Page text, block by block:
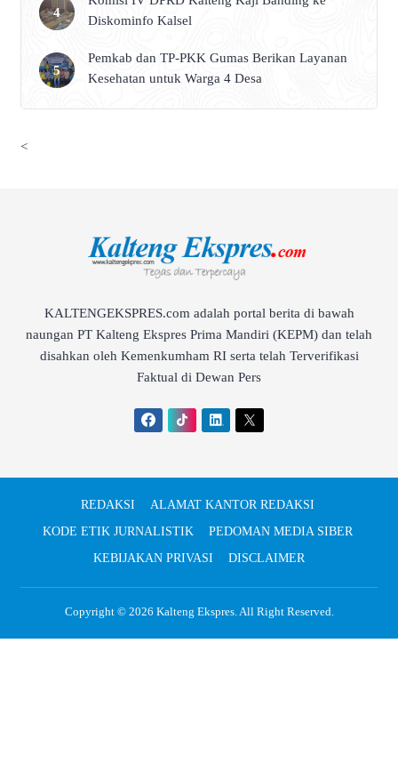
Diskominfo Kalsel
Pemkab dan TP-PKK Gumas Berikan Layanan
Kesehatan untuk Warga 4 Desa
<
KALTENGEKSPRES.com adalah portal berita di bawah
naungan PT Kalteng Ekspres Prima Mandiri (KEPM) dan telah
disahkan oleh Kemenkumham RI serta telah Terverifikasi
Faktual di Dewan Pers
REDAKSI
ALAMAT KANTOR REDAKSI
KODE ETIK JURNALISTIK
PEDOMAN MEDIA SIBER
KEBIJAKAN PRIVASI
DISCLAIMER
Copyright © 2026 Kalteng Ekspres. All Right Reserved.